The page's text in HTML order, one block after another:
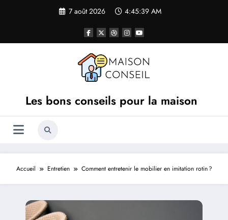
7 août 2026 4:45:40 AM
Les bons conseils pour la maison
Accueil Entretien Comment entretenir le mobilier en imitation rotin ?